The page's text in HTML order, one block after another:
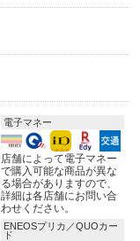
電子マネー
店舗によって電子マネー
で購入可能な商品が異な
る場合がありますので、
詳細は各店舗にお問い合
わせください。
ENEOSプリカ／QUOカー
ド